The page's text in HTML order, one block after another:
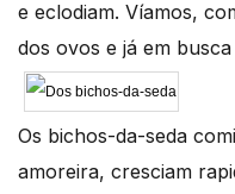
e eclodiam. Víamos,
dos ovos e já em
Os bichos-da-seda
amoreira, cresciam